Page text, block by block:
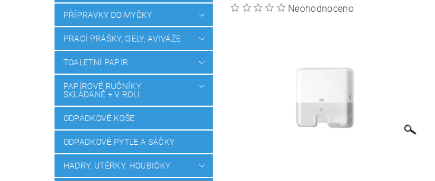
PŘÍPRAVKY DO MYČKY
PRACÍ PRÁŠKY, GELY, AVIVÁŽE
TOALETNÍ PAPÍR
PAPÍROVÉ RUČNÍKY
SKLÁDANÉ + V ROLI
ODPADKOVÉ KOŠE
ODPADKOVÉ PYTLE A SÁČKY
HADRY, UTĚRKY, HOUBIČKY
Neohodnoceno